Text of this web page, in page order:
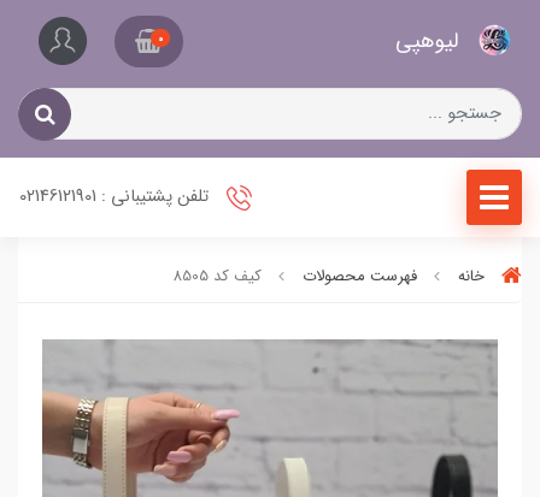
لیو‌هپی 0
تلفن پشتیبانی : 02146121901
خانه فهرست محصولات کیف کد 8505